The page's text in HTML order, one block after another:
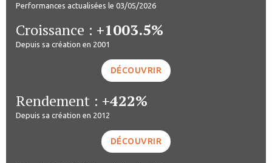
Performances actualisées le 03/05/2026
Croissance : +1003.5%
Depuis sa création en 2001
DÉCOUVRIR
Rendement : +422%
Depuis sa création en 2012
DÉCOUVRIR